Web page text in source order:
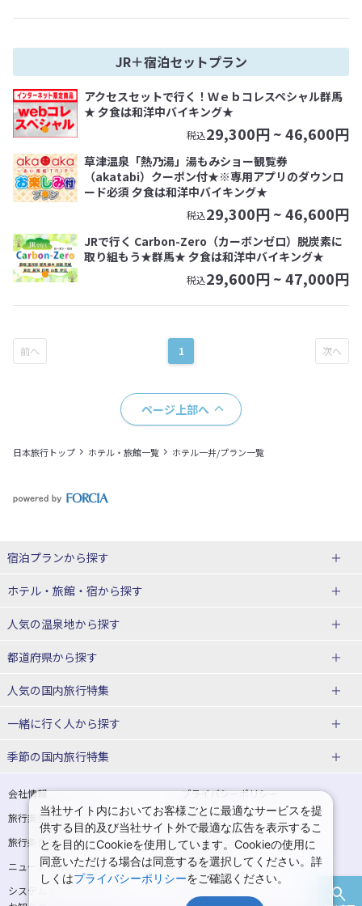
JR＋宿泊セットプラン
アクセスセットで行く！Ｗｅｂコレスペシャル群馬
★ 夕食は和洋中バイキング★
税込29,300円 ~46,600円
草津温泉「熱乃湯」湯もみショー観覧券
（akatabi）クーポン付★※専用アプリのダウンロ
ード必須 夕食は和洋中バイキング★
税込29,300円 ~46,600円
JRで行く Carbon-Zero（カーボンゼロ）脱炭素に
取り組もう★群馬★ 夕食は和洋中バイキング★
税込29,600円 ~47,000円
1
ページ上部へ
日本旅行トップ ホテル・旅館一覧 ホテル一井/プラン一覧
宿泊プランから探す
北海道
東北
青森県
宮城県
山形県
関東
埼玉県 千葉県
茨城県 栃木県
ホテル・旅館・宿から探す
北海道ホテル・旅館
青森県ホテル・旅館
宮城県ホテル・旅館
山形県ホテル・旅館
東京都ホテル・旅館 神奈川県ホテル・旅館
埼玉県ホテル・旅館 千葉県ホテル・旅館
茨城県ホテル・旅館 栃木県ホテル・旅館
人気の温泉地から探す
北海道
湯の川温泉(北海道)
十勝川温泉(北海道)
洞爺湖温泉(北海道)
層雲峡温泉(北海道)
東北
花巻温泉(岩手) 蔵王温泉(山形)
かみのやま温泉(山形) 鳴子温泉(宮城)
都道府県から探す
北海道旅行・ツアー
東北
青森旅行・ツアー 岩手旅行・ツアー
宮城旅行・ツアー 秋田旅行・ツアー
山形旅行・ツアー 福島旅行・ツアー
人気の国内旅行特集
東京ディズニーリゾート®への旅
ユニバーサル・スタジオ・ジャパ
一緒に行く人から探す
一人旅 国内版
カップル・夫婦旅行 国内版 女子旅 国内版
卒業旅行・学生旅行 国内版
季節の国内旅行特集
桜・お花見特集
ゴールデンウィーク（GW）の国内
旅行
夏休み・お盆の国内旅行 7月の国内旅行
8月の国内旅行 9月の国内旅行
会社情報
プライバシーポリシー
旅行業登録票・約款
規約集
旅行条件書
商標について
ニュースリリース
採用情報
システムメンテナンスの
当社サイト内においてお客様ごとに最適なサービスを提
供する目的及び当社サイト外で最適な広告を表示するこ
とを目的にCookieを使用しています。Cookieの使用に
同意いただける場合は同意するを選択してください。詳
しくはプライバシーポリシーをご確認ください。